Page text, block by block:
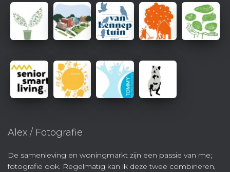
Alex / Fotografie
De samenleving en woningmarkt zijn een passie van me;
fotografie ook. Regelmatig kan ik deze twee combineren,